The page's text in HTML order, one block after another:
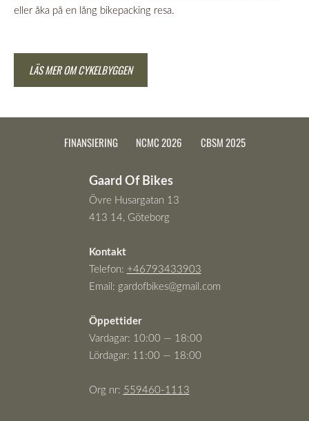
eller åka på en lång bikepacking resa.
LÄS MER OM CYKELBYGGEN
FINANSIERING NCMC 2026 CBSM 2025
Gaard Of Bikes
Övre Husargatan 13
413 14, Göteborg
Kontakt
Telefon: +46793433903
Email: gardofbikes@gmail.com
Öppettider
Vardagar: 10:00 — 18:00
Lördagar: 11:00 — 18:00
Org nr: 559460-1113